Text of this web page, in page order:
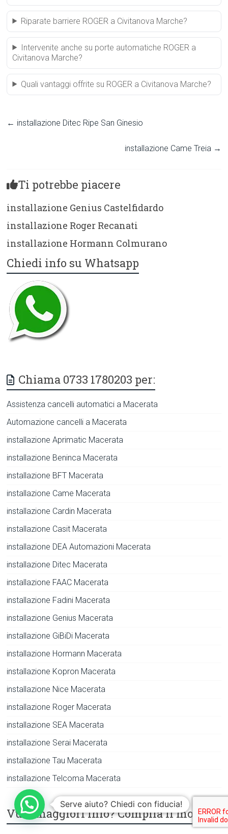
Riparate barriere ROGER a Civitanova Marche?
Intervenite anche su porte automatiche ROGER a
Civitanova Marche?
Quali vantaggi offrite su ROGER a Civitanova Marche?
← installazione Ditec Ripe San Ginesio
installazione Came Treia →
Ti potrebbe piacere
installazione Genius Castelfidardo
installazione Roger Recanati
installazione Hormann Colmurano
Chiedi info su Whatsapp
Chiama 0733 1780203 per:
Assistenza cancelli automatici a Macerata
Automazione cancelli a Macerata
installazione Aprimatic Macerata
installazione Beninca Macerata
installazione BFT Macerata
installazione Came Macerata
installazione Cardin Macerata
installazione Casit Macerata
installazione DEA Automazioni Macerata
installazione Ditec Macerata
installazione FAAC Macerata
installazione Fadini Macerata
installazione Genius Macerata
installazione GiBiDi Macerata
installazione Hormann Macerata
installazione Kopron Macerata
installazione Nice Macerata
installazione Roger Macerata
installazione SEA Macerata
installazione Serai Macerata
installazione Tau Macerata
installazione Telcoma Macerata
Vuoi maggiori info? Compila il modulo!
Serve aiuto? Chiedi con fiducia!